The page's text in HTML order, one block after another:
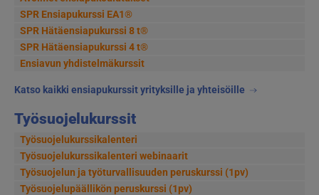
SPR Ensiapukurssi EA1®
SPR Hätäensiapukurssi 8 t®
SPR Hätäensiapukurssi 4 t®
Ensiavun yhdistelmäkurssit
Katso kaikki ensiapukurssit yrityksille ja yhteisöille
Työsuojelukurssit
Työsuojelukurssikalenteri
Työsuojelukurssikalenteri webinaarit
Työsuojelun ja työturvallisuuden peruskurssi (1pv)
Työsuojelupäällikön peruskurssi (1pv)